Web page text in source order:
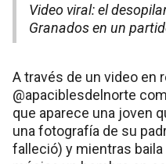
Video viral: el
Granados en un
A través de un video en
@apaciblesdelnorte
que aparece una joven
una fotografía de su
falleció) y mientras baila